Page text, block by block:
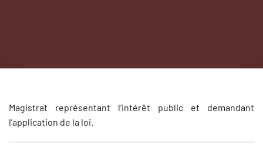
Magistrat représentant l’intérêt public et demandant
l’application de la loi.